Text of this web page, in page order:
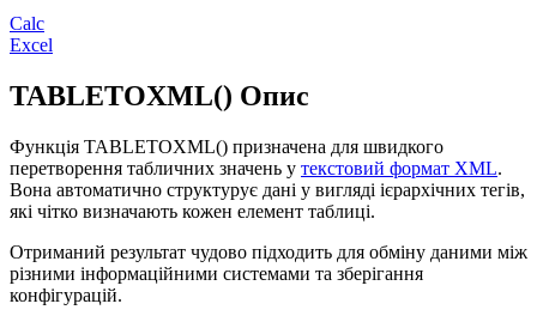
Calc
Excel
TABLETOXML() Опис
Функція TABLETOXML() призначена для швидкого
перетворення табличних значень у текстовий формат XML.
Вона автоматично структурує дані у вигляді ієрархічних тегів,
які чітко визначають кожен елемент таблиці.
Отриманий результат чудово підходить для обміну даними між
різними інформаційними системами та зберігання
конфігурацій.